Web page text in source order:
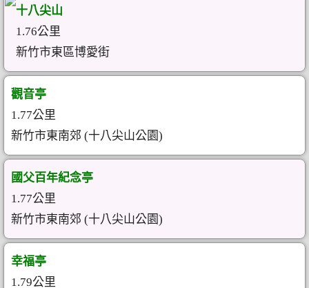
十八尖山
1.76公里
新竹市東區博愛街
觀音亭
1.77公里
新竹市東南郊 (十八尖山公園)
國父百年紀念亭
1.77公里
新竹市東南郊 (十八尖山公園)
幸福亭
1.79公里